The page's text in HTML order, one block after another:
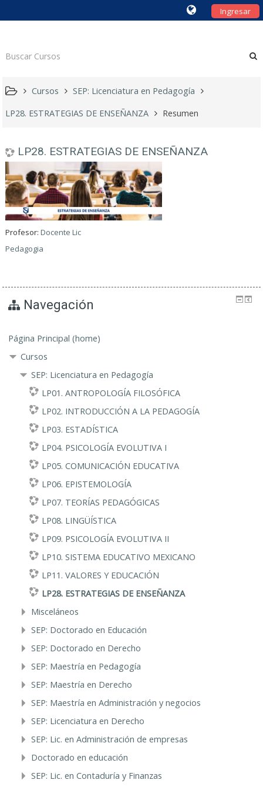
Ingresar
Cursos
SEP: Licenciatura en Pedagogía
LP28. ESTRATEGIAS DE ENSEÑANZA
Resumen
LP28. ESTRATEGIAS DE ENSEÑANZA
Profesor:Docente Lic
Pedagogia
Navegación
Página Principal (home)
Cursos
SEP: Licenciatura en Pedagogía
LP01. ANTROPOLOGÍA FILOSÓFICA
LP02. INTRODUCCIÓN A LA PEDAGOGÍA
LP03. ESTADÍSTICA
LP04. PSICOLOGÍA EVOLUTIVA I
LP05. COMUNICACIÓN EDUCATIVA
LP06. EPISTEMOLOGÍA
LP07. TEORÍAS PEDAGÓGICAS
LP08. LINGÜÍSTICA
LP09. PSICOLOGÍA EVOLUTIVA II
LP10. SISTEMA EDUCATIVO MEXICANO
LP11. VALORES Y EDUCACIÓN
LP28. ESTRATEGIAS DE ENSEÑANZA
Misceláneos
SEP: Doctorado en Educación
SEP: Doctorado en Derecho
SEP: Maestría en Pedagogía
SEP: Maestría en Derecho
SEP: Maestría en Administración y negocios
SEP: Licenciatura en Derecho
SEP: Lic. en Administración de empresas
Doctorado en educación
SEP: Lic. en Contaduría y Finanzas